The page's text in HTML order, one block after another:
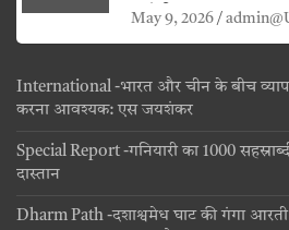
जयंती
May 9, 2026
International -भारत और चीन के बीच
करना आवश्यक: एस जयशंकर
Special Report -गनियारी का 1000
दास्तान
Dharm Path -दशाश्वमेध घाट की गंगा